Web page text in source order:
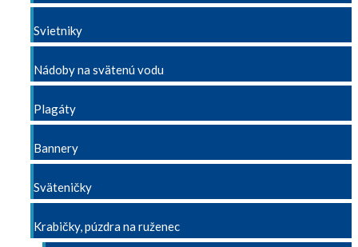
Svietniky
Nádoby na svätenú vodu
Plagáty
Bannery
Sväteničky
Krabičky, púzdra na ruženec